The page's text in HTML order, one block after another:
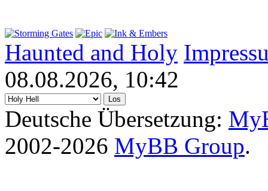
Haunted and Holy
08.08.2026, 10:42
Deutsche Übersetzung:
2002-2026 MyBB Group.